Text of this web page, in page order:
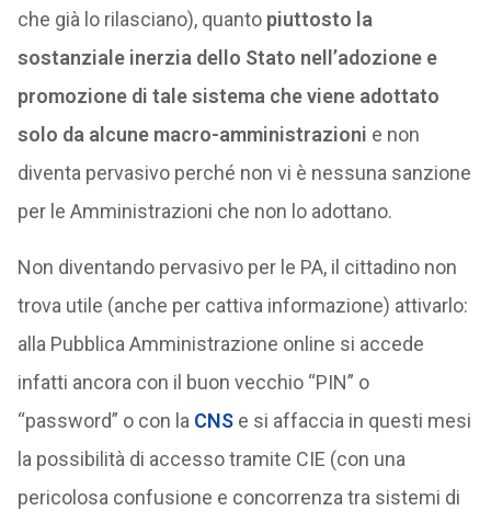
che già lo rilasciano), quanto piuttosto la
sostanziale inerzia dello Stato nell’adozione e
promozione di tale sistema che viene adottato
solo da alcune macro-amministrazioni e non
diventa pervasivo perché non vi è nessuna sanzione
per le Amministrazioni che non lo adottano.
Non diventando pervasivo per le PA, il cittadino non
trova utile (anche per cattiva informazione) attivarlo:
alla Pubblica Amministrazione online si accede
infatti ancora con il buon vecchio “PIN” o
“password” o con la CNSe si affaccia in questi mesi
la possibilità di accesso tramite CIE (con una
pericolosa confusione e concorrenza tra sistemi di